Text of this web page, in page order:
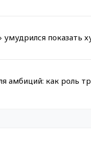
умудрился показать
амбиций: как роль